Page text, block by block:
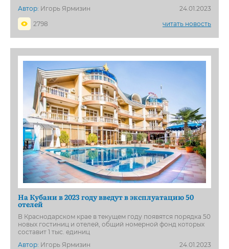
Автор: Игорь Ярмизин
24.01.2023
2798
читать новость
На Кубани в 2023 году введут в эксплуатацию 50
отелей
В Краснодарском крае в текущем году появятся порядка 50
новых гостиниц и отелей, общий номерной фонд которых
составит 1 тыс. единиц
Автор: Игорь Ярмизин
24.01.2023